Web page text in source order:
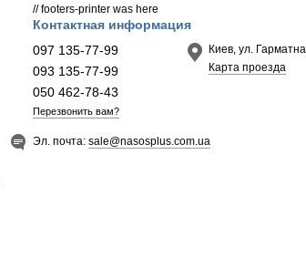
// footers-printer was here
Контактная информация
097 135-77-99
093 135-77-99
050 462-78-43
Перезвонить вам?
Киев, ул.
Карта проезда
Эл. почта:sale@nasosplus.com.ua